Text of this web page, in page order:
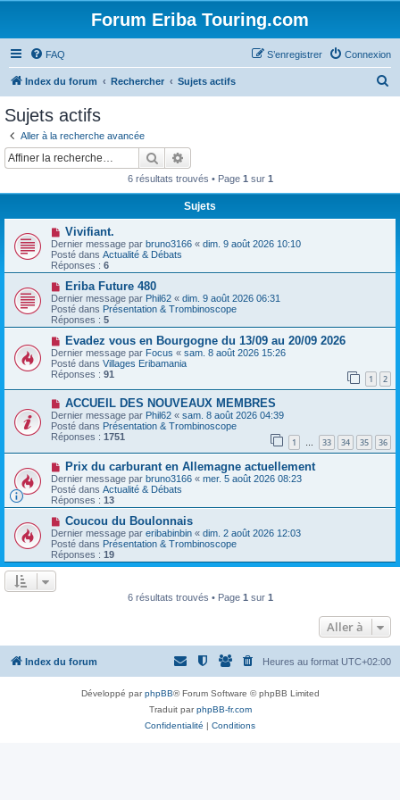
Forum Eriba Touring.com
FAQ Connexion
S’enregistrer
Index du forum Rechercher Sujets actifs
r
Sujets actifs
Aller à la recherche avancée
Rechercher
6 résultats trouvés • Page 1 sur 1
Sujets
N
o
u
v
e
a
u
m
e
s
s
a
g
e
Vivifiant.
Dernier message par bruno3166 « dim. 9 août 2026 10:10
Posté dans Actualité & Débats
Réponses : 6
N
o
u
v
e
a
u
m
e
s
s
a
g
e
Eriba Future 480
Dernier message par Phil62 « dim. 9 août 2026 06:31
Posté dans Présentation & Trombinoscope
Réponses : 5
N
o
u
v
e
a
u
m
e
s
s
a
e
Evadez vous en Bourgogne du 13/09 au 20/09 2026
Dernier message par Focus « sam. 8 août 2026 15:26
Posté dans Villages Eribamania
Réponses : 91 1 2
N
o
u
v
e
a
u
m
e
s
s
a
g
e
ACCUEIL DES NOUVEAUX MEMBRES
Dernier message par Phil62 « sam. 8 août 2026 04:39
Posté dans Présentation & Trombinoscope
Réponses : 1751 1 … 33 34 35 36
N
o
u
v
e
a
m
e
s
Prix ​​du carburant en Allemagne actuellement
Dernier message par bruno3166 « mer. 5 août 2026 08:23
Posté dans Actualité & Débats
Réponses : 13
N
o
u
v
e
g
e
Coucou du Boulonnais
Dernier message par eribabinbin « dim. 2 août 2026 12:03
Posté dans Présentation & Trombinoscope
Réponses : 19
6 résultats trouvés • Page 1 sur 1
Aller à
Index du forum Heures au format UTC+02:00
Développé parphpBB® Forum Software © phpBB Limited
Traduit parphpBB-fr.com
Confidentialité | Conditions